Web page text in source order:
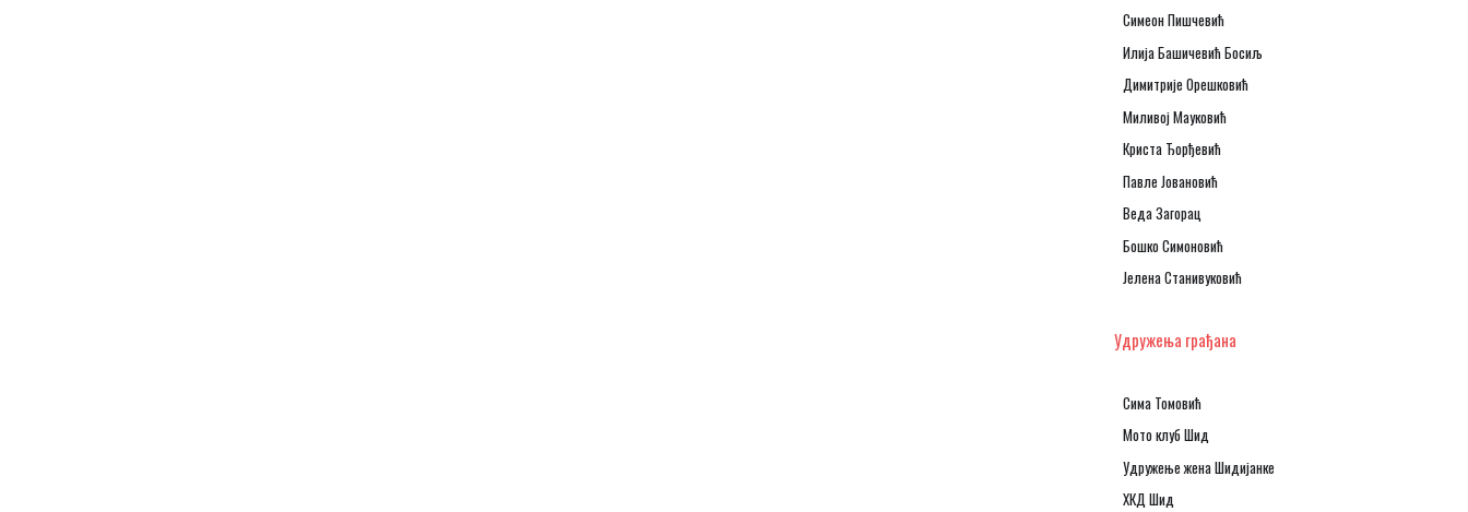
Симеон Пишчевић
Илија Башичевић Босиљ
Димитрије Орешковић
Миливој Мауковић
Криста Ђорђевић
Павле Јовановић
Веда Загорац
Бошко Симоновић
Јелена Станивуковић
Удружења грађана
Сима Томовић
Мото клуб Шид
Удружење жена Шидијанке
ХКД Шид